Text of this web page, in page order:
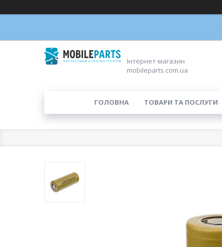
Інтернет-магазин
mobileparts.com.ua
ГОЛОВНА ТОВАРИ ТА ПОСЛУГИ